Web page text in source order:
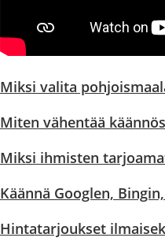
Miksi valita
Miten vähentää
Miksi ihmisten
Käännä Googlen,
Hintatarjoukset